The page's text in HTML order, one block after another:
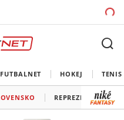
FUTBALNET HOKEJ TENIS
REPREZENTÁCIE